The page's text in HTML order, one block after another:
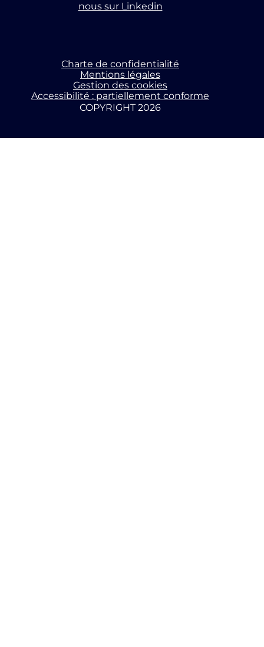
nous sur Linkedin
COPYRIGHT 2026
Charte de confidentialité
Mentions légales
Gestion des cookies
Accessibilité : partiellement conforme